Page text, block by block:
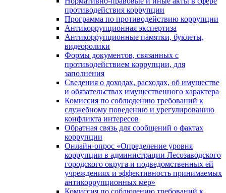
противодействия коррупции
Программа по противодействию коррупции
Антикоррупционная экспертиза
Антикоррупционные памятки, буклеты,
видеоролики
Формы документов, связанных с
противодействием коррупции, для
заполнения
Сведения о доходах, расходах, об имуществе
и обязательствах имущественного характера
Комиссия по соблюдению требований к
служебному поведению и урегулированию
конфликта интересов
Обратная связь для сообщений о фактах
коррупции
Онлайн-опрос «Определение уровня
коррупции в администрации Лесозаводского
городского округа и подведомственных ей
учреждениях и эффективность принимаемых
антикоррупционных мер»